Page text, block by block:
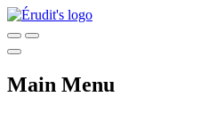
Main Menu